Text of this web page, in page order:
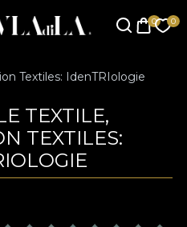
Textiles: IdenTRIologie
TEXTILE,
TEXTILES: